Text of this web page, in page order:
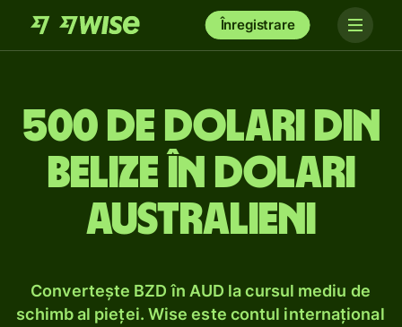
Înregistrare
500 de dolari din
Belize în dolari
australieni
Convertește BZD în AUD la cursul mediu de
schimb al pieței. Wise este contul internațional